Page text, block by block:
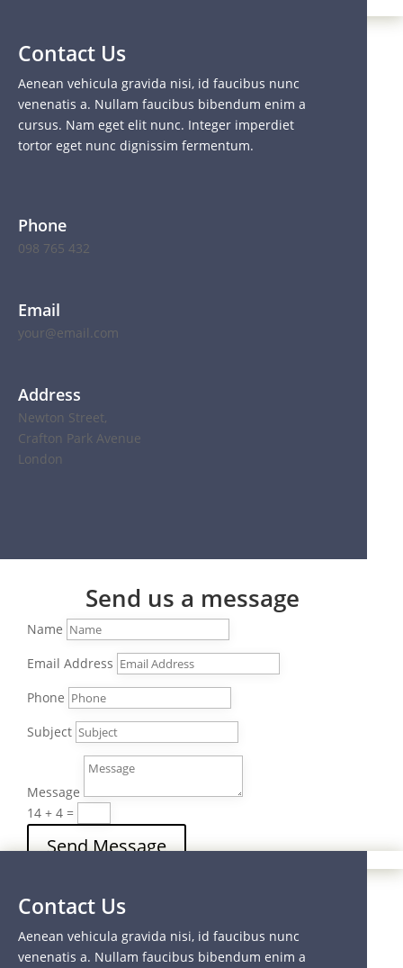
Contact Us
Aenean vehicula gravida nisi, id faucibus nunc
venenatis a. Nullam faucibus bibendum enim a
cursus. Nam eget elit nunc. Integer imperdiet
tortor eget nunc dignissim fermentum.
Phone
098 765 432
Email
your@email.com
Address
Newton Street,
Crafton Park Avenue
London
Send us a message
Name
Email Address
Phone
Subject
Message
14 + 4 =
Send Message
Contact Us
Aenean vehicula gravida nisi, id faucibus nunc
venenatis a. Nullam faucibus bibendum enim a